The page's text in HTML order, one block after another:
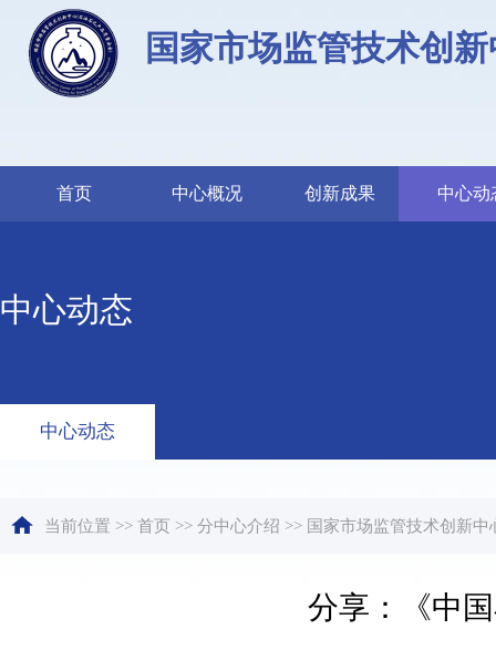
国家市场监管技术创
首页 中心概况 创新成果 中心动
中心动态
中心动态
当前位置 >> 首页 >> 分中心介绍 >> 国家市场监管技术创新
分享：《中